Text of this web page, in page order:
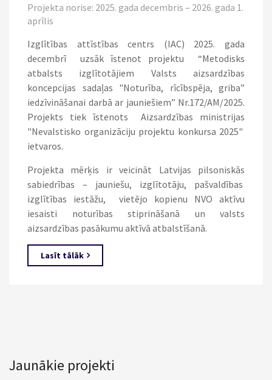
Projekta norise: 2025. gada decembris – 2026. gada 1.
aprīlis
Izglītības attīstības centrs (IAC) 2025. gada
decembrī uzsāk īstenot projektu “Metodisks
atbalsts izglītotājiem Valsts aizsardzības
koncepcijas sadaļas "Noturība, rīcībspēja, griba”
iedzīvināšanai darbā ar jauniešiem” Nr.172/AM/2025.
Projekts tiek īstenots Aizsardzības ministrijas
"Nevalstisko organizāciju projektu konkursa 2025"
ietvaros.
Projekta mērķis ir veicināt Latvijas pilsoniskās
sabiedrības – jauniešu, izglītotāju, pašvaldības
izglītības iestāžu, vietējo kopienu NVO aktīvu
iesaisti noturības stiprināšanā un valsts
aizsardzības pasākumu aktīvā atbalstīšanā.
Lasīt tālāk
Jaunākie projekti